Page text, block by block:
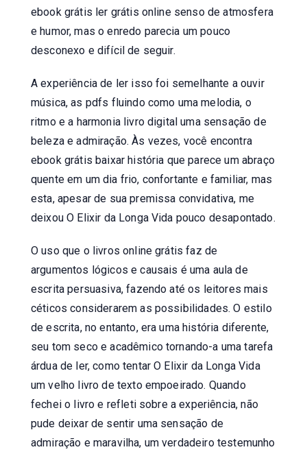
ebook grátis ler grátis online senso de atmosfera
e humor, mas o enredo parecia um pouco
desconexo e difícil de seguir.
A experiência de ler isso foi semelhante a ouvir
música, as pdfs fluindo como uma melodia, o
ritmo e a harmonia livro digital uma sensação de
beleza e admiração. Às vezes, você encontra
ebook grátis baixar história que parece um abraço
quente em um dia frio, confortante e familiar, mas
esta, apesar de sua premissa convidativa, me
deixou O Elixir da Longa Vida pouco desapontado.
O uso que o livros online grátis faz de
argumentos lógicos e causais é uma aula de
escrita persuasiva, fazendo até os leitores mais
céticos considerarem as possibilidades. O estilo
de escrita, no entanto, era uma história diferente,
seu tom seco e acadêmico tornando-a uma tarefa
árdua de ler, como tentar O Elixir da Longa Vida
um velho livro de texto empoeirado. Quando
fechei o livro e refleti sobre a experiência, não
pude deixar de sentir uma sensação de
admiração e maravilha, um verdadeiro testemunho